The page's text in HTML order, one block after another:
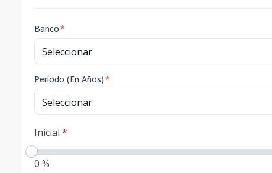
Banco*
Período (En Años)*
Inicial *
0 %